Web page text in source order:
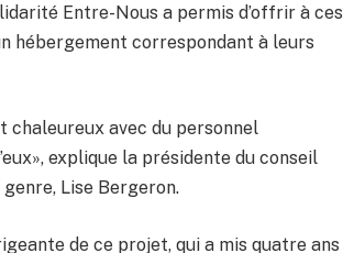
Entre-Nous a permis d’offrir à ces
hébergement correspondant à leurs
chaleureux avec du personnel
explique la présidente du conseil
Lise Bergeron.
de ce projet, qui a mis quatre ans